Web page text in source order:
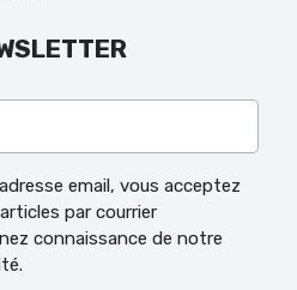
email, vous acceptez
par courrier
connaissance de notre